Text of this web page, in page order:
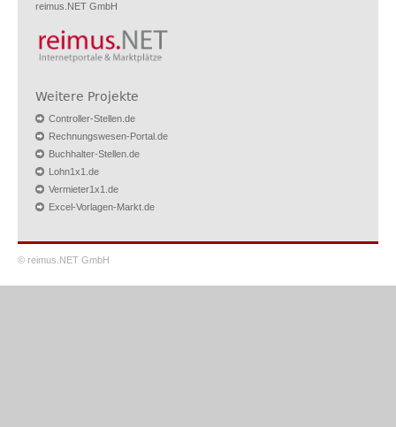
reimus.NET GmbH
Weitere Projekte
Controller-Stellen.de
Rechnungswesen-Portal.de
Buchhalter-Stellen.de
Lohn1x1.de
Vermieter1x1.de
Excel-Vorlagen-Markt.de
© reimus.NET GmbH